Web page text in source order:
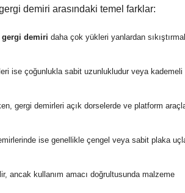
demiri arasındaki temel farklar:
gergi demiri daha çok yükleri yanlardan
ise çoğunlukla sabit uzunlukludur veya kademeli
gergi demirleri açık dorselerde ve platform
ise genellikle çengel veya sabit plaka
ancak kullanım amacı doğrultusunda malzeme